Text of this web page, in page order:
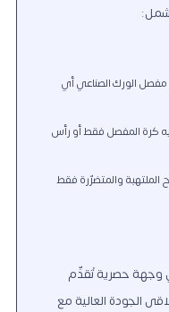
الورك الصناعي أي
كرة المفصل فقط أو رأس
الملتهبة والمتضرّرة فقط
حصرية تُقدِّم
الجودة العالية مع